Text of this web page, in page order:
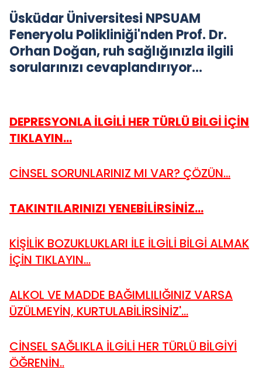
Üsküdar Üniversitesi NPSUAM
Feneryolu Polikliniği'nden Prof. Dr.
Orhan Doğan, ruh sağlığınızla ilgili
sorularınızı cevaplandırıyor…
DEPRESYONLA İLGİLİ HER TÜRLÜ BİLGİ İÇİN
TIKLAYIN...
CİNSEL SORUNLARINIZ MI VAR? ÇÖZÜN...
TAKINTILARINIZI YENEBİLİRSİNİZ...
KİŞİLİK BOZUKLUKLARI İLE İLGİLİ BİLGİ ALMAK
İÇİN TIKLAYIN...
ALKOL VE MADDE BAĞIMLILIĞINIZ VARSA
ÜZÜLMEYİN, KURTULABİLİRSİNİZ'...
CİNSEL SAĞLIKLA İLGİLİ HER TÜRLÜ BİLGİYİ
ÖĞRENİN..